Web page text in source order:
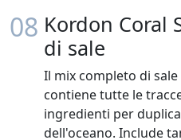
08 Kordon Coral
di sale
Il mix completo di
contiene tutte le
ingredienti per
dell'oceano. Include